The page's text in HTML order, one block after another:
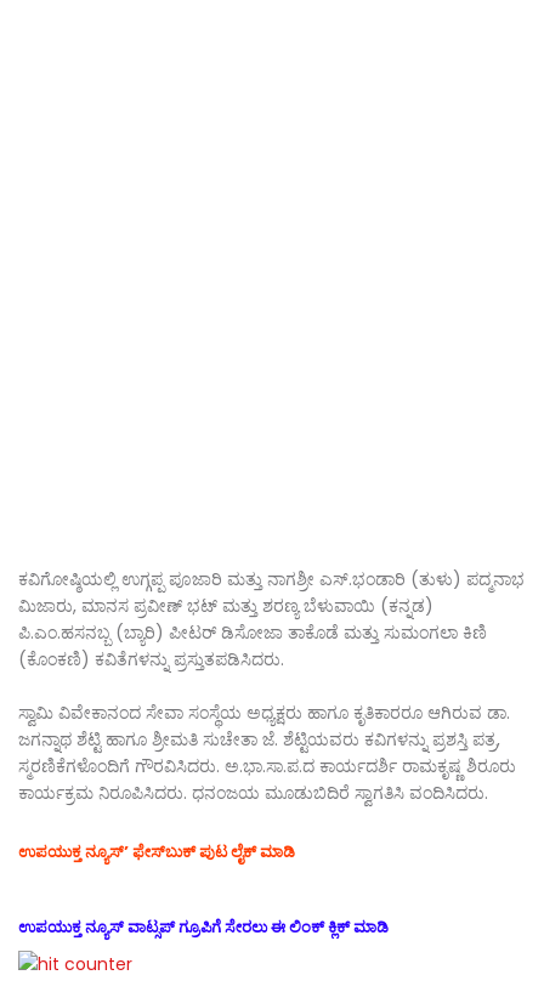
ಕವಿಗೋಷ್ಠಿಯಲ್ಲಿ ಉಗ್ಗಪ್ಪ ಪೂಜಾರಿ ಮತ್ತು ನಾಗಶ್ರೀ ಎಸ್.ಭಂಡಾರಿ (ತುಳು) ಪದ್ಮನಾಭ
ಮಿಜಾರು, ಮಾನಸ ಪ್ರವೀಣ್ ಭಟ್ ಮತ್ತು ಶರಣ್ಯ ಬೆಳುವಾಯಿ (ಕನ್ನಡ)
ಪಿ.ಎಂ.ಹಸನಬ್ಬ (ಬ್ಯಾರಿ) ಪೀಟರ್ ಡಿಸೋಜಾ ತಾಕೊಡೆ ಮತ್ತು ಸುಮಂಗಲಾ ಕಿಣಿ
(ಕೊಂಕಣಿ) ಕವಿತೆಗಳನ್ನು ಪ್ರಸ್ತುತಪಡಿಸಿದರು.
ಸ್ವಾಮಿ ವಿವೇಕಾನಂದ ಸೇವಾ ಸಂಸ್ಥೆಯ ಅಧ್ಯಕ್ಷರು ಹಾಗೂ ಕೃತಿಕಾರರೂ ಆಗಿರುವ ಡಾ.
ಜಗನ್ನಾಥ ಶೆಟ್ಟಿ ಹಾಗೂ ಶ್ರೀಮತಿ ಸುಚೇತಾ ಜೆ. ಶೆಟ್ಟಿಯವರು ಕವಿಗಳನ್ನು ಪ್ರಶಸ್ತಿ ಪತ್ರ,
ಸ್ಮರಣಿಕೆಗಳೊಂದಿಗೆ ಗೌರವಿಸಿದರು. ಅ.ಭಾ.ಸಾ.ಪ.ದ ಕಾರ್ಯದರ್ಶಿ ರಾಮಕೃಷ್ಣ ಶಿರೂರು
ಕಾರ್ಯಕ್ರಮ ನಿರೂಪಿಸಿದರು. ಧನಂಜಯ ಮೂಡುಬಿದಿರೆ ಸ್ವಾಗತಿಸಿ ವಂದಿಸಿದರು.
ಉಪಯುಕ್ತ ನ್ಯೂಸ್‌’ ಫೇಸ್‌ಬುಕ್ ಪುಟ ಲೈಕ್ ಮಾಡಿ
ಉಪಯುಕ್ತ ನ್ಯೂಸ್‌ ವಾಟ್ಸಪ್‌ ಗ್ರೂಪಿಗೆ ಸೇರಲು ಈ ಲಿಂಕ್ ಕ್ಲಿಕ್ ಮಾಡಿ